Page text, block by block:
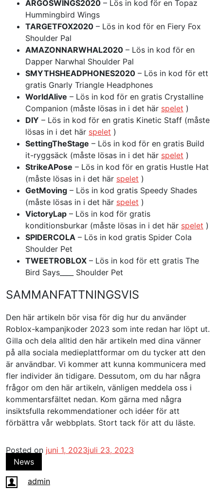
ARGOSWINGS2020 – Lös in kod för en Topaz
Hummingbird Wings
TARGETFOX2020 – Lös in kod för en Fiery Fox
Shoulder Pal
AMAZONNARWHAL2020 – Lös in kod för en
Dapper Narwhal Shoulder Pal
SMYTHSHEADPHONES2020 – Lös in kod för ett
gratis Gnarly Triangle Headphones
WorldAlive – Lös in kod för en gratis Crystalline
Companion (måste lösas in i det här spelet )
DIY – Lös in kod för en gratis Kinetic Staff (måste
lösas in i det här spelet )
SettingTheStage – Lös in kod för en gratis Build
it-ryggsäck (måste lösas in i det här spelet )
StrikeAPose – Lös in kod för en gratis Hustle Hat
(måste lösas in i det här spelet )
GetMoving – Lös in kod gratis Speedy Shades
(måste lösas in i det här spelet )
VictoryLap – Lös in kod för gratis
konditionsburkar (måste lösas in i det här spelet )
SPIDERCOLA – Lös in kod gratis Spider Cola
Shoulder Pet
TWEETROBLOX – Lös in kod för ett gratis The
Bird Says____ Shoulder Pet
SAMMANFATTNINGSVIS
Den här artikeln bör visa för dig hur du använder
Roblox-kampanjkoder 2023 som inte redan har löpt ut.
Gilla och dela alltid den här artikeln med dina vänner
på alla sociala medieplattformar om du tycker att den
är användbar. Vi kommer att kunna kommunicera med
fler individer än tidigare. Dessutom, om du har några
frågor om den här artikeln, vänligen meddela oss i
kommentarsfältet nedan. Kom gärna med några
insiktsfulla rekommendationer och idéer för att
förbättra vår webbplats. Stort tack för att du läste.
Posted on juni 1, 2023juli 23, 2023
News
admin